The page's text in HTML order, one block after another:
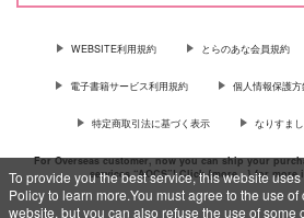
To provide you the best service, this website
Policy to learn more.You must agree to the use
website, but you can also refuse the use of
WEBSITE利用規約 とらのあな会員規約
電子書籍サービス利用規約 個人情報保護方
特定商取引法に基づく表示 なりすま
For Overseas customer, now you can ship your
services “AOCS”! Click {more…} for